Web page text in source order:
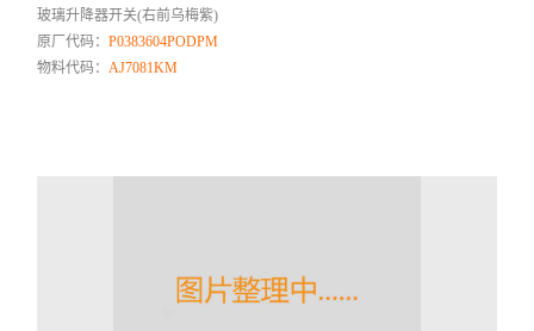
玻璃升降器开关(右前乌梅紫)
原厂代码：P0383604PODPM
物料代码：AJ7081KM